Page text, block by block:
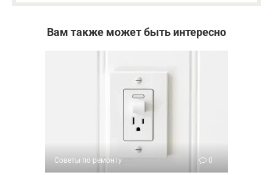
Вам также может быть интересно
Советы по ремонту 0